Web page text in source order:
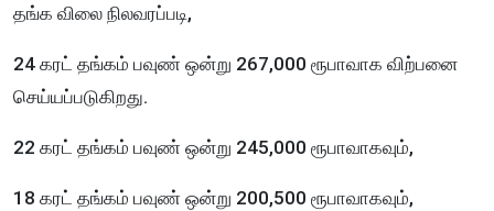
தங்க விலை நிலவரப்படி,
24 கரட் தங்கம் பவுண் ஒன்று 267,000 ரூபாவாக விற்பனை
செய்யப்படுகிறது.
22 கரட் தங்கம் பவுண் ஒன்று 245,000 ரூபாவாகவும்,
18 கரட் தங்கம் பவுண் ஒன்று 200,500 ரூபாவாகவும்,